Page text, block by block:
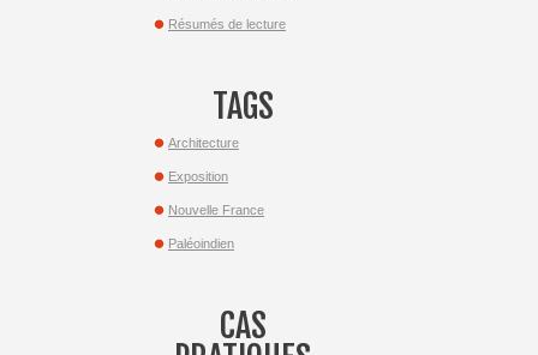
Résumés de lecture
TAGS
Architecture
Exposition
Nouvelle France
Paléoindien
CAS